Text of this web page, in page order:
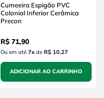
Cumeeira Espigão PVC
Colonial Inferior Cerâmica
Precon
R$ 71,90
Ou em até 7xde R$ 10,27
ADICIONAR AO CARRINHO